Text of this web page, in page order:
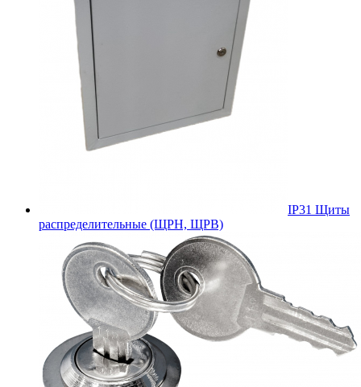
IP31 Щиты
распределительные (ЩРН, ЩРВ)